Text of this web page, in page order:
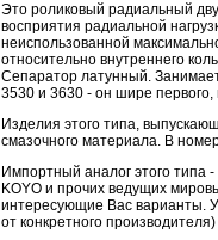
Это роликовый радиальный
восприятия радиальной
неиспользованной
относительно внутреннего
Сепаратор латунный.
3530 и 3630 - он шире первого,
Изделия этого типа,
смазочного материала. В
Импортный аналог этого типа -
KOYO и прочих ведущих
интересующие Вас варианты.
от конкретного